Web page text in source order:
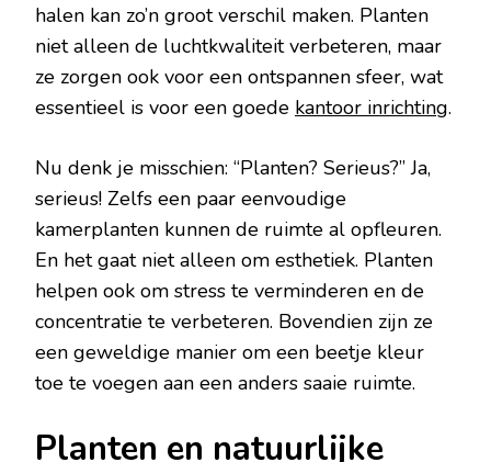
halen kan zo’n groot verschil maken. Planten
niet alleen de luchtkwaliteit verbeteren, maar
ze zorgen ook voor een ontspannen sfeer, wat
essentieel is voor een goede kantoor inrichting.
Nu denk je misschien: “Planten? Serieus?” Ja,
serieus! Zelfs een paar eenvoudige
kamerplanten kunnen de ruimte al opfleuren.
En het gaat niet alleen om esthetiek. Planten
helpen ook om stress te verminderen en de
concentratie te verbeteren. Bovendien zijn ze
een geweldige manier om een beetje kleur
toe te voegen aan een anders saaie ruimte.
Planten en natuurlijke